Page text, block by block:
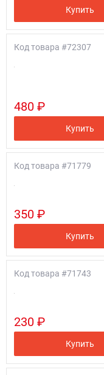
Купить
Код товара #72307
480 ₽
Купить
Код товара #71779
350 ₽
Купить
Код товара #71743
230 ₽
Купить